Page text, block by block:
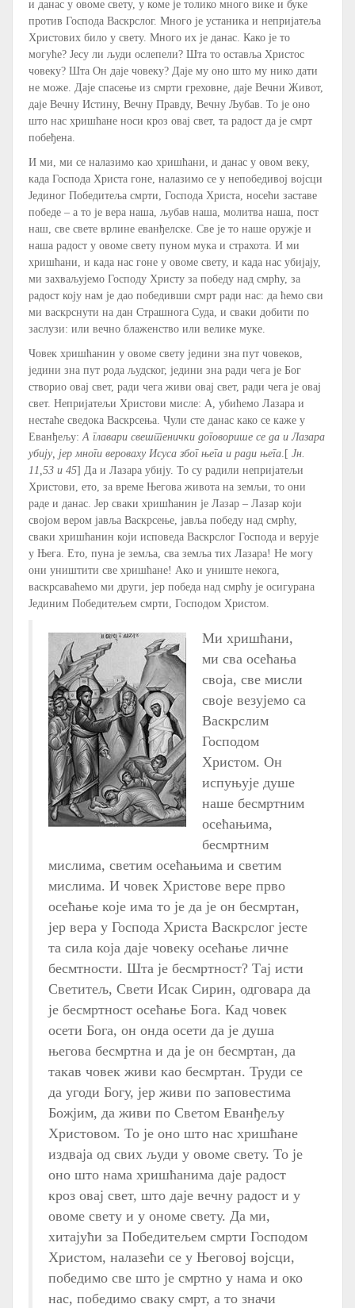
и данас у овоме свету, у коме је толико много вике и буке
против Господа Васкрслог. Много је устаника и непријатеља
Христових било у свету. Много их је данас. Како је то
могуће? Јесу ли људи ослепели? Шта то оставља Христос
човеку? Шта Он даје човеку? Даје му оно што му нико дати
не може. Даје спасење из смрти греховне, даје Вечни Живот,
даје Вечну Истину, Вечну Правду, Вечну Љубав. То је оно
што нас хришћане носи кроз овај свет, та радост да је смрт
побеђена.
И ми, ми се налазимо као хришћани, и данас у овом веку,
када Господа Христа гоне, налазимо се у непобедивој војсци
Јединог Победитеља смрти, Господа Христа, носећи заставе
победе – а то је вера наша, љубав наша, молитва наша, пост
наш, све свете врлине еванђелске. Све је то наше оружје и
наша радост у овоме свету пуном мука и страхота. И ми
хришћани, и када нас гоне у овоме свету, и када нас убијају,
ми захваљујемо Господу Христу за победу над смрћу, за
радост коју нам је дао победивши смрт ради нас: да ћемо сви
ми васкрснути на дан Страшнога Суда, и сваки добити по
заслузи: или вечно блаженство или велике муке.
Човек хришћанин у овоме свету једини зна пут човеков,
једини зна пут рода људског, једини зна ради чега је Бог
створио овај свет, ради чега живи овај свет, ради чега је овај
свет. Непријатељи Христови мисле: А, убићемо Лазара и
нестаће сведока Васкрсења. Чули сте данас како се каже у
Еванђељу:А главари свештенички договорише се да и Лазара
убију, јер многи вероваху Исуса због њега и ради њега.[ Јн.
11,53 и 45] Да и Лазара убију. То су радили непријатељи
Христови, ето, за време Његова живота на земљи, то они
раде и данас. Јер сваки хришћанин је Лазар – Лазар који
својом вером јавља Васкрсење, јавља победу над смрћу,
сваки хришћанин који исповеда Васкрслог Господа и верује
у Њега. Ето, пуна је земља, сва земља тих Лазара! Не могу
они уништити све хришћане! Ако и униште некога,
васкрсаваћемо ми други, јер победа над смрћу је осигурана
Јединим Победитељем смрти, Господом Христом.
Mи хришћани,
ми сва осећања
своја, све мисли
своје везујемо са
Васкрслим
Господом
Христом. Он
испуњује душе
наше бесмртним
осећањима,
бесмртним
мислима, светим осећањима и светим
мислима. И човек Христове вере прво
осећање које има то је да је он бесмртан,
јер вера у Господа Христа Васкрслог јесте
та сила која даје човеку осећање личне
бесмтности. Шта је бесмртност? Тај исти
Светитељ, Свети Исак Сирин, одговара да
је бесмртност осећање Бога. Кад човек
осети Бога, он онда осети да је душа
његова бесмртна и да је он бесмртан, да
такав човек живи као бесмртан. Труди се
да угоди Богу, јер живи по заповестима
Божјим, да живи по Светом Еванђељу
Христовом. То је оно што нас хришћане
издваја од свих људи у овоме свету. То је
оно што нама хришћанима даје радост
кроз овај свет, што даје вечну радост и у
овоме свету и у ономе свету. Да ми,
хитајући за Победитељем смрти Господом
Христом, налазећи се у Његовој војсци,
победимо све што је смртно у нама и око
нас, победимо сваку смрт, а то значи